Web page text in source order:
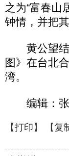
之为“富春山
钟情，并把
黄公望结
图》在台北
湾。
编辑：张
【打印】 【复